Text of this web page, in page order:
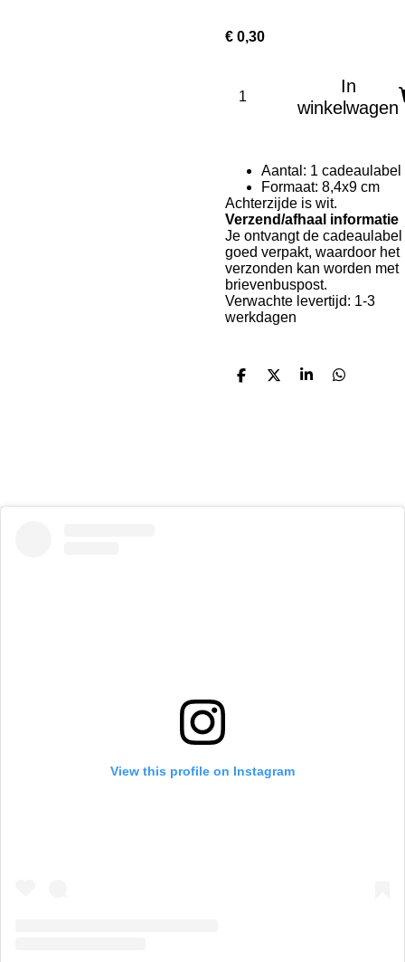
€ 0,30
In
winkelwagen
Aantal: 1 cadeaulabel
Formaat: 8,4x9 cm
Achterzijde is wit.
Verzend/afhaal informatie
Je ontvangt de cadeaulabel
goed verpakt, waardoor het
verzonden kan worden met
brievenbuspost.
Verwachte levertijd: 1-3
werkdagen
D
D
S
D
View this profile on Instagram